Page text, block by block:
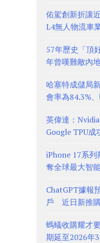
佑駕創新折讓
L4無人物流車
57年歷史「頂
年曾嘆難敵內
哈塞特成儲局
會率為84.3%
英偉達：
Google TPU成
iPhone 17系
奪全球最大智
ChatGPT據報
戶 近日新推
螞蟻收購耀才
期延至2026年